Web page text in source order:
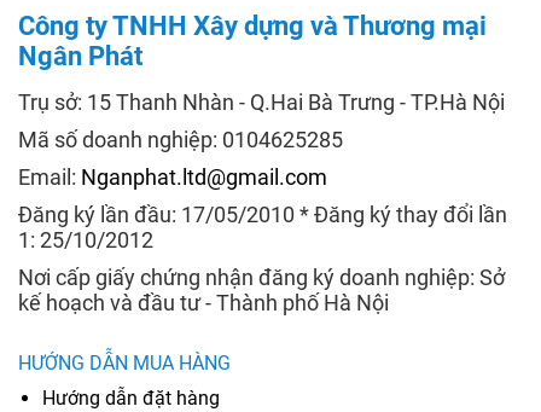
Công ty TNHH Xây dựng và Thương mại
Ngân Phát
Trụ sở: 15 Thanh Nhàn - Q.Hai Bà Trưng - TP.Hà Nội
Mã số doanh nghiệp: 0104625285
Email: Nganphat.ltd@gmail.com
Đăng ký lần đầu: 17/05/2010 * Đăng ký thay đổi lần
1: 25/10/2012
Nơi cấp giấy chứng nhận đăng ký doanh nghiệp: Sở
kế hoạch và đầu tư - Thành phố Hà Nội
HƯỚNG DẪN MUA HÀNG
Hướng dẫn đặt hàng